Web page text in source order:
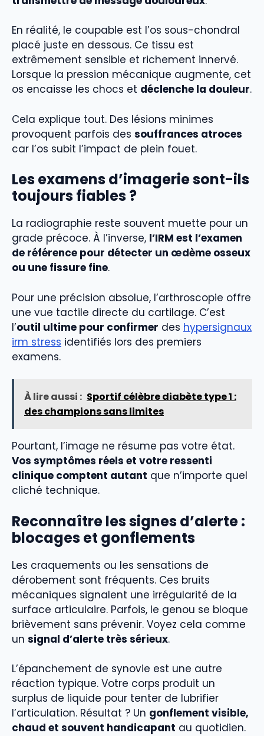
En réalité, le coupable est l’os sous-chondral
placé juste en dessous. Ce tissu est
extrêmement sensible et richement innervé.
Lorsque la pression mécanique augmente, cet
os encaisse les chocs et déclenche la douleur.
Cela explique tout. Des lésions minimes
provoquent parfois des souffrances atroces
car l’os subit l’impact de plein fouet.
Les examens d’imagerie sont-ils
toujours fiables ?
La radiographie reste souvent muette pour un
grade précoce. À l’inverse, l’IRM est l’examen
de référence pour détecter un œdème osseux
ou une fissure fine.
Pour une précision absolue, l’arthroscopie offre
une vue tactile directe du cartilage. C’est
l’outil ultime pour confirmer des hypersignaux
irm stress identifiés lors des premiers
examens.
À lire aussi : Sportif célèbre diabète type 1 :
des champions sans limites
Pourtant, l’image ne résume pas votre état.
Vos symptômes réels et votre ressenti
clinique comptent autant que n’importe quel
cliché technique.
Reconnaître les signes d’alerte :
blocages et gonflements
Les craquements ou les sensations de
dérobement sont fréquents. Ces bruits
mécaniques signalent une irrégularité de la
surface articulaire. Parfois, le genou se bloque
brièvement sans prévenir. Voyez cela comme
un signal d’alerte très sérieux.
L’épanchement de synovie est une autre
réaction typique. Votre corps produit un
surplus de liquide pour tenter de lubrifier
l’articulation. Résultat ? Un gonflement visible,
chaud et souvent handicapant au quotidien.